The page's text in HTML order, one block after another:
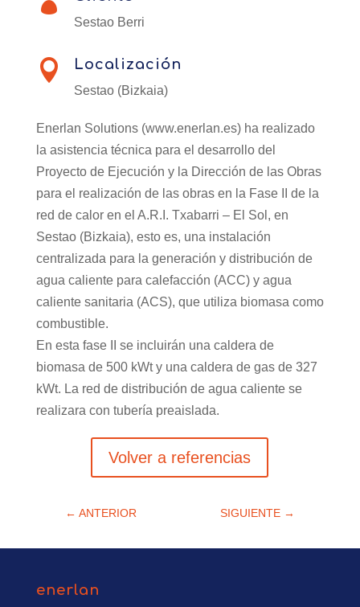
Sestao Berri
 Localización
Sestao (Bizkaia)
Enerlan Solutions (www.enerlan.es) ha realizado
la asistencia técnica para el desarrollo del
Proyecto de Ejecución y la Dirección de las Obras
para el realización de las obras en la Fase II de la
red de calor en el A.R.I. Txabarri – El Sol, en
Sestao (Bizkaia), esto es, una instalación
centralizada para la generación y distribución de
agua caliente para calefacción (ACC) y agua
caliente sanitaria (ACS), que utiliza biomasa como
combustible.
En esta fase II se incluirán una caldera de
biomasa de 500 kWt y una caldera de gas de 327
kWt. La red de distribución de agua caliente se
realizara con tubería preaislada.
Volver a referencias
← ANTERIOR SIGUIENTE →
enerlan